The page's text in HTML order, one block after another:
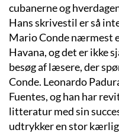
cubanerne og
Hans skrivestil er så
Mario Conde nærmest
Havana, og det er ikke
besøg af læsere, der
Conde. Leonardo
Fuentes, og han har
litteratur med sin
udtrykker en stor